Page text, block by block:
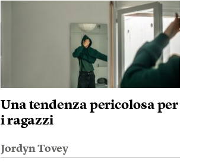
Una tendenza pericolosa per
i ragazzi
Jordyn Tovey